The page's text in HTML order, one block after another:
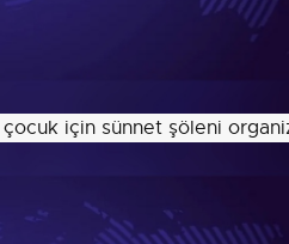
için sünnet şöleni